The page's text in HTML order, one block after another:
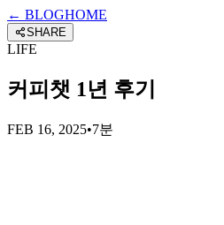
← BLOGHOME
SHARE
LIFE
커피챗 1년 후기
FEB 16, 2025•7분